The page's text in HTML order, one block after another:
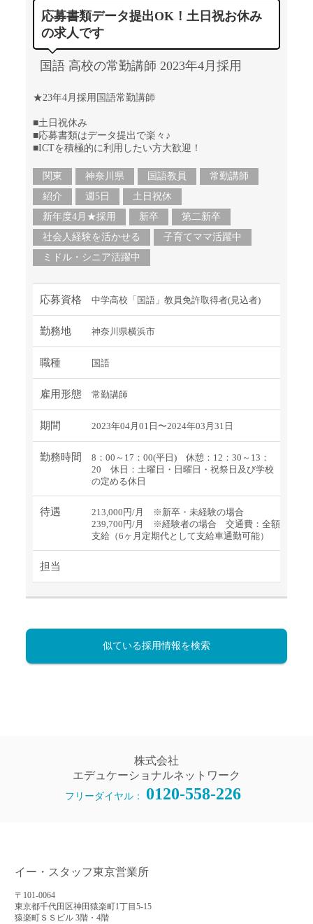
応募書類データ提出OK！土日祝お休み
の求人です
国語 高校の常勤講師 2023年4月採用
★23年4月採用国語常勤講師
■土日祝休み
■応募書類はデータ提出で楽々♪
■ICTを積極的に利用したい方大歓迎！
関東 神奈川県 国語教員
常勤講師
紹介
週5日
土日祝休
新年度4月★採用
新卒
第二新卒
社会人経験を活かせる
子育てママ活躍中
ミドル・シニア活躍中
応募資格 中学高校「国語」教員免許取得者(見込者)
勤務地 神奈川県横浜市
職種 国語
雇用形態 常勤講師
期間 2023年04月01日〜2024年03月31日
勤務時間
8：00～17：00(平日) 休憩：12：30～13：
20 休日：土曜日・日曜日・祝祭日及び学校
の定める休日
待遇
213,000円/月 ※新卒・未経験の場合
239,700円/月 ※経験者の場合 交通費：全額
支給（6ヶ月定期代として支給車通勤可能）
担当
似ている採用情報を検索
株式会社
エデュケーショナルネットワーク
フリーダイヤル： 0120-558-226
イー・スタッフ東京営業所
〒101-0064
東京都千代田区神田猿楽町1丁目5-15
猿楽町ＳＳビル 3階・4階